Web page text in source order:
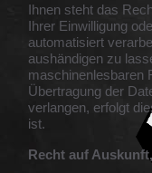
Ihnen steht das
Ihrer Einwilligung
automatisiert
aushändigen zu
maschinenlesbaren
Übertragung der
verlangen, erfolgt
ist.
Recht auf